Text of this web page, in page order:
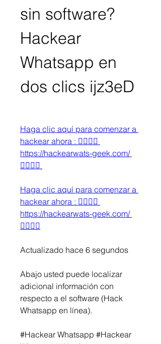
sin software?
Hackear
Whatsapp en
dos clics ijz3eD
Haga clic aquí para comenzar a
hackear ahora : 👉🏻👉🏻
https://hackearwats-geek.com/
👈🏻👈🏻
Haga clic aquí para comenzar a
hackear ahora : 👉🏻👉🏻
https://hackearwats-geek.com/
👈🏻👈🏻
Actualizado hace 6 segundos
Abajo usted puede localizar
adicional información con
respecto a el software (Hack
Whatsapp en línea).
#Hackear Whatsapp #Hackear